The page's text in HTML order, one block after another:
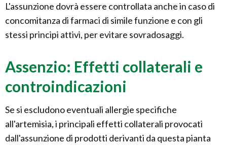
L'assunzione dovrà essere controllata anche in caso di
concomitanza di farmaci di simile funzione e con gli
stessi principi attivi, per evitare sovradosaggi.
Assenzio: Effetti collaterali e
controindicazioni
Se si escludono eventuali allergie specifiche
all'artemisia, i principali effetti collaterali provocati
dall'assunzione di prodotti derivanti da questa pianta